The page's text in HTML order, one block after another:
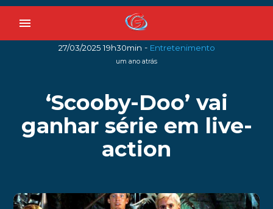
menu
27/03/2025 19h30min - Entretenimento
um ano atrás
‘Scooby-Doo’ vai
ganhar série em live-
action